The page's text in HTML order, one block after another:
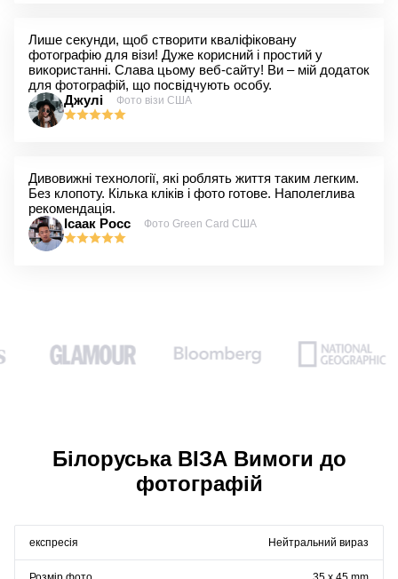
Лише секунди, щоб створити кваліфіковану
фотографію для візи! Дуже корисний і простий у
використанні. Слава цьому веб-сайту! Ви – мій додаток
для фотографій, що посвідчують особу.
Джулі
Фото візи США
Дивовижні технології, які роблять життя таким легким.
Без клопоту. Кілька кліків і фото готове. Наполеглива
рекомендація.
Ісаак Росс
Фото Green Card США
Білоруська ВІЗА Вимоги до
фотографій
експресія Нейтральний вираз